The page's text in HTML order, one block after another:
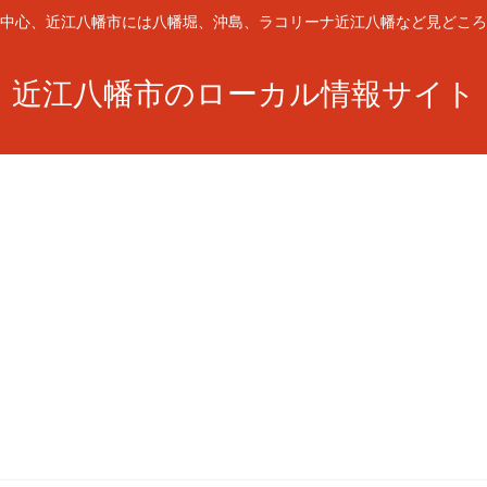
心、近江八幡市には八幡堀、沖島、ラコリーナ近江八幡など見どこ
近江八幡市のローカル情報サイト